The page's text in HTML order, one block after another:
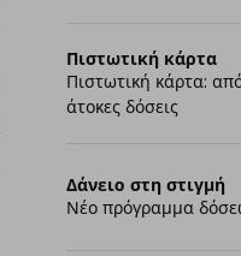
Πιστωτική κάρτα
Πιστωτική κάρτα:
άτοκες δόσεις
Δάνειο στη στιγμή
Νέο πρόγραμμα